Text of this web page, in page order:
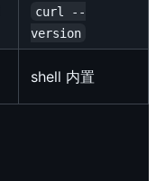
curl --
version
shell 内置